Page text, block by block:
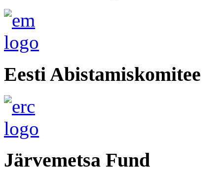
Eesti Abistamiskomitee
Järvemetsa Fund